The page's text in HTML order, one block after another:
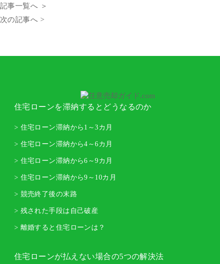
記事一覧へ ＞
次の記事へ >
住宅ローンを滞納するとどうなるのか
> 住宅ローン滞納から1～3カ月
> 住宅ローン滞納から4～6カ月
> 住宅ローン滞納から6～9カ月
> 住宅ローン滞納から9～10カ月
> 競売終了後の末路
> 残された手段は自己破産
> 離婚すると住宅ローンは？
住宅ローンが払えない場合の5つの解決法